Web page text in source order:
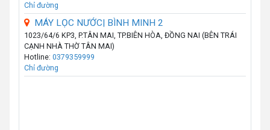
Chỉ đường
MÁY LỌC NƯỚC| BÌNH MINH 2
1023/64/6 KP3, P.TÂN MAI, TP.BIÊN HÒA, ĐỒNG NAI (BÊN TRÁI
CẠNH NHÀ THỜ TÂN MAI)
Hotline: 0379359999
Chỉ đường